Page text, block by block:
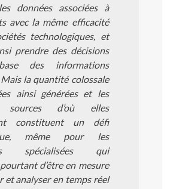
données associées à
avec la même efficacité
technologiques, et
prendre des décisions
des informations
la quantité colossale
ainsi générées et les
sources d’où elles
constituent un défi
même pour les
spécialisées qui
d’être en mesure
et analyser en temps réel